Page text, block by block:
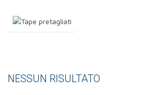
NESSUN RISULTATO